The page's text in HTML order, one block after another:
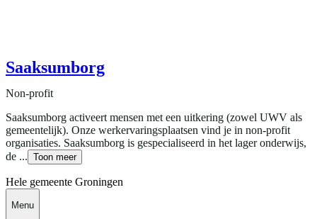
Saaksumborg
Non-profit
Saaksumborg activeert mensen met een uitkering (zowel UWV als
gemeentelijk). Onze werkervaringsplaatsen vind je in non-profit
organisaties. Saaksumborg is gespecialiseerd in het lager onderwijs,
de ... Toon meer
Hele gemeente Groningen
Menu